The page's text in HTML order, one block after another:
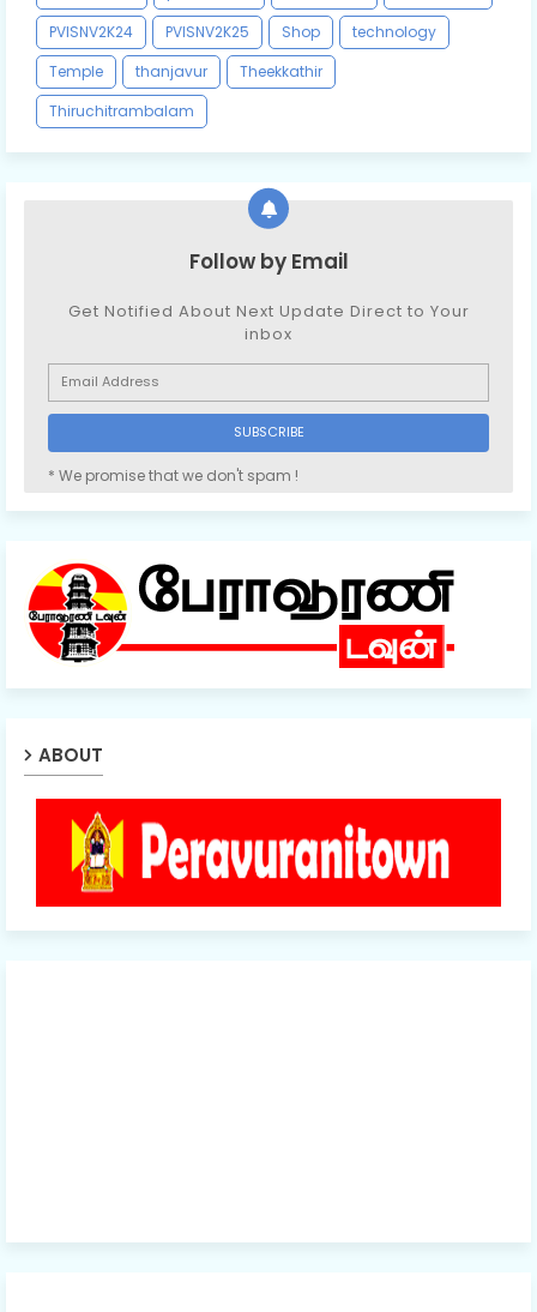
PVISNV2K24
PVISNV2K25 Shop
technology
Temple
thanjavur
Theekkathir
Thiruchitrambalam
Follow by Email
Get Notified About Next Update Direct to Your
inbox
* We promise that we don't spam !
ABOUT